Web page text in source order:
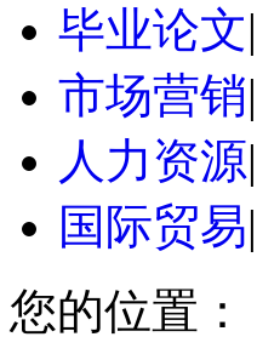
毕业论文|
市场营销|
人力资源|
国际贸易|
您的位置：